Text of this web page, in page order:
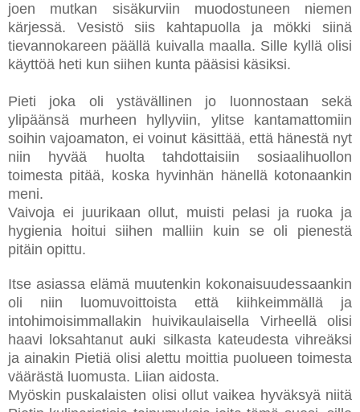
joen mutkan sisäkurviin muodostuneen niemen
kärjessä. Vesistö siis kahtapuolla ja mökki siinä
tievannokareen päällä kuivalla maalla. Sille kyllä olisi
käyttöä heti kun siihen kunta pääsisi käsiksi.
Pieti joka oli ystävällinen jo luonnostaan sekä
ylipäänsä murheen hyllyviin, ylitse kantamattomiin
soihin vajoamaton, ei voinut käsittää, että hänestä nyt
niin hyvää huolta tahdottaisiin sosiaalihuollon
toimesta pitää, koska hyvinhän hänellä kotonaankin
meni.
Vaivoja ei juurikaan ollut, muisti pelasi ja ruoka ja
hygienia hoitui siihen malliin kuin se oli pienestä
pitäin opittu.
Itse asiassa elämä muutenkin kokonaisuudessaankin
oli niin luomuvoittoista että kiihkeimmällä ja
intohimoisimmallakin huivikaulaisella Virheellä olisi
haavi loksahtanut auki silkasta kateudesta vihreäksi
ja ainakin Pietiä olisi alettu moittia puolueen toimesta
väärästä luomusta. Liian aidosta.
Myöskin puskalaisten olisi ollut vaikea hyväksyä niitä